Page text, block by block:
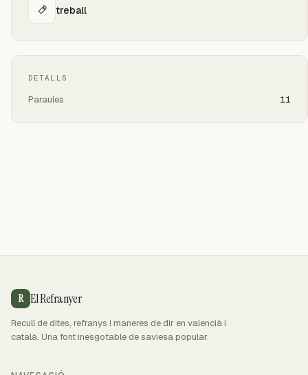
treball
DETALLS
Paraules 11
R El Refranyer
Recull de dites, refranys i maneres de dir en valencià i
català. Una font inesgotable de saviesa popular.